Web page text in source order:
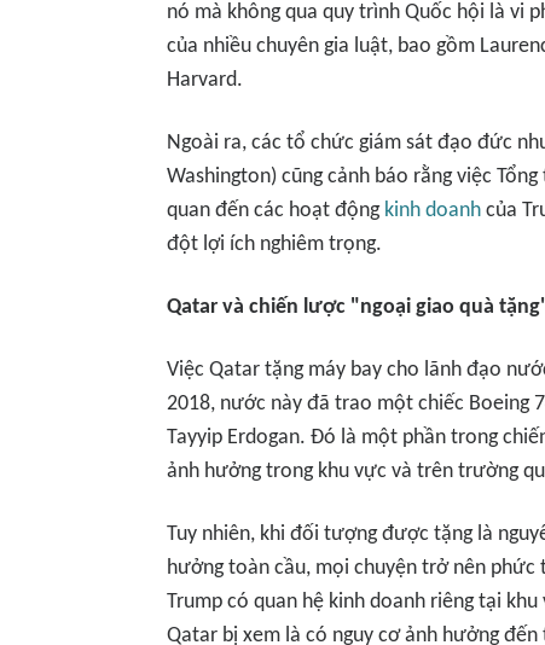
nó mà không qua quy trình Quốc hội là vi
của nhiều chuyên gia luật, bao gồm
Harvard.
Ngoài ra, các tổ chức giám sát đạo đức
Washington) cũng cảnh báo rằng việc
quan đến các hoạt động kinh doanh của
đột lợi ích nghiêm trọng.
Qatar và chiến lược "ngoại giao quà
Việc Qatar tặng máy bay cho lãnh đạo
2018, nước này đã trao một chiếc Boeing
Tayyip Erdogan. Đó là một phần trong
ảnh hưởng trong khu vực và trên trường
Tuy nhiên, khi đối tượng được tặng là
hưởng toàn cầu, mọi chuyện trở nên
Trump có quan hệ kinh doanh riêng tại
Qatar bị xem là có nguy cơ ảnh hưởng